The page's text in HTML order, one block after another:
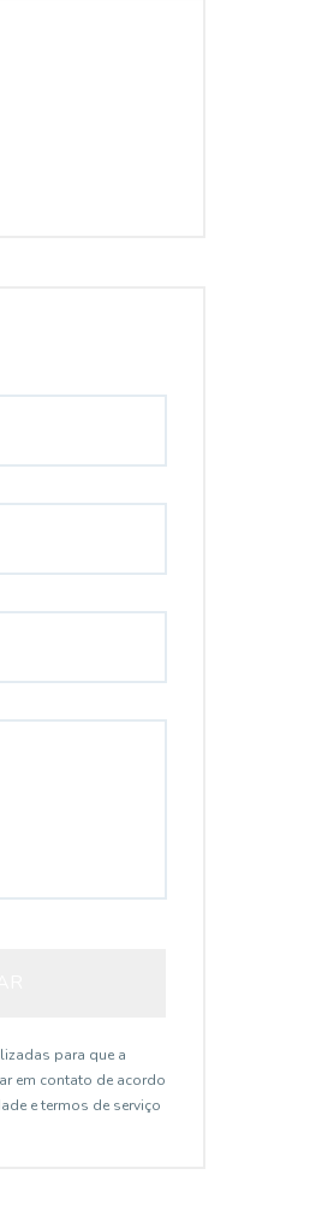
para que a
em contato de acordo
e termos de serviço